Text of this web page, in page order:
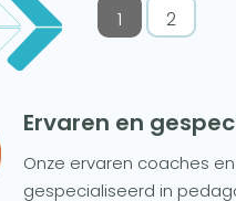
1 2
Ervaren en
Onze ervaren coaches
gespecialiseerd in